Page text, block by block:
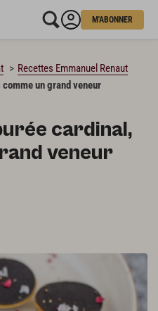
M'ABONNER
Recettes Emmanuel Renaut
un grand veneur
cardinal,
veneur